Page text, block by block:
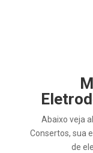
Abaixo veja
Consertos, sua
de